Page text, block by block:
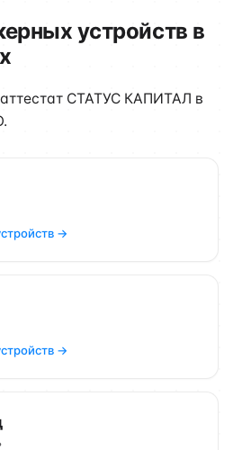
устройств в
СТАТУС КАПИТАЛ в
→
→